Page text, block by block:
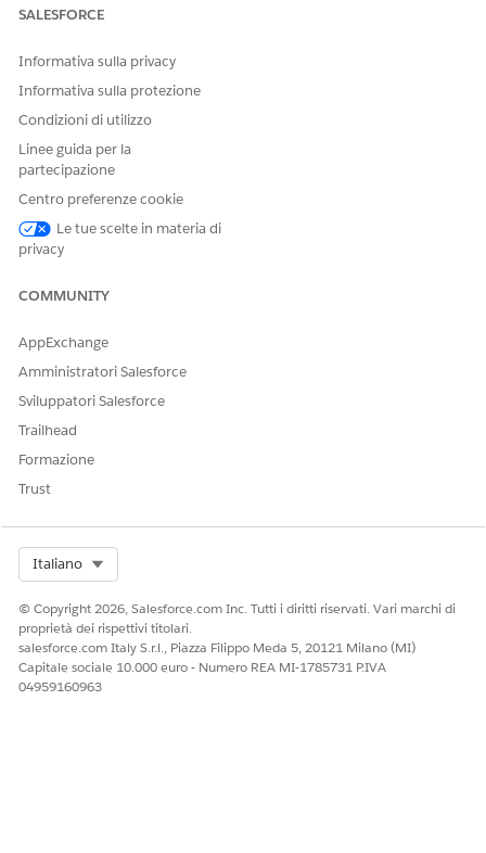
cronologicamente in una sequenza temporale centrale
gestione di un registro transazioni asset dettagliato
semplifica i controlli di conformità. Inoltre, mantiene una
catena di custodia immutabile e risolve i conflitti tra i dati
SALESFORCE
Informativa sulla privacy
Informativa sulla protezione
Condizioni di utilizzo
Linee guida per la
partecipazione
Centro preferenze cookie
Le tue scelte in materia di
privacy
COMMUNITY
AppExchange
Amministratori Salesforce
Sviluppatori Salesforce
Trailhead
Formazione
Trust
Italiano
© Copyright 2026, Salesforce.com Inc. Tutti i diritti riservati. Vari marchi di
proprietà dei rispettivi titolari.
salesforce.com Italy S.r.l., Piazza Filippo Meda 5, 20121 Milano (MI)
Capitale sociale 10.000 euro - Numero REA MI-1785731 P.IVA
04959160963